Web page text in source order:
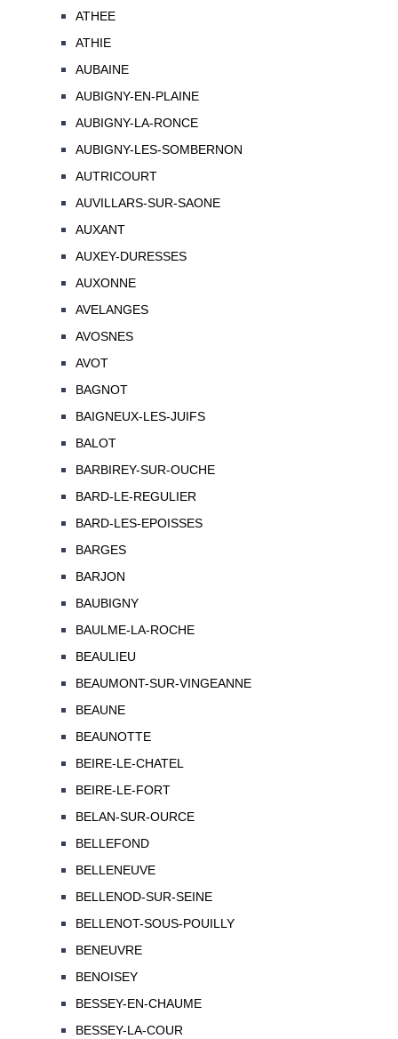
ATHEE
ATHIE
AUBAINE
AUBIGNY-EN-PLAINE
AUBIGNY-LA-RONCE
AUBIGNY-LES-SOMBERNON
AUTRICOURT
AUVILLARS-SUR-SAONE
AUXANT
AUXEY-DURESSES
AUXONNE
AVELANGES
AVOSNES
AVOT
BAGNOT
BAIGNEUX-LES-JUIFS
BALOT
BARBIREY-SUR-OUCHE
BARD-LE-REGULIER
BARD-LES-EPOISSES
BARGES
BARJON
BAUBIGNY
BAULME-LA-ROCHE
BEAULIEU
BEAUMONT-SUR-VINGEANNE
BEAUNE
BEAUNOTTE
BEIRE-LE-CHATEL
BEIRE-LE-FORT
BELAN-SUR-OURCE
BELLEFOND
BELLENEUVE
BELLENOD-SUR-SEINE
BELLENOT-SOUS-POUILLY
BENEUVRE
BENOISEY
BESSEY-EN-CHAUME
BESSEY-LA-COUR